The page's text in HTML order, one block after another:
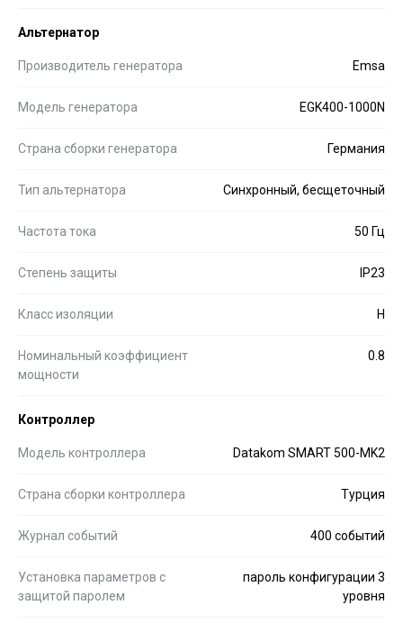
Альтернатор
Производитель генератора Emsa
Модель генератора EGK400-1000N
Страна сборки генератора Германия
Тип альтернатора Синхронный, бесщеточный
Частота тока 50 Гц
Степень защиты IP23
Класс изоляции H
Номинальный коэффициент
мощности
0.8
Контроллер
Модель контроллера Datakom SMART 500-MK2
Страна сборки контроллера Турция
Журнал событий 400 событий
Установка параметров с
защитой паролем
пароль конфигурации 3
уровня